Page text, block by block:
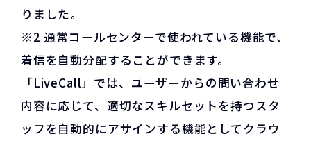
りました。
※2 通常コールセンターで使われている機能で、
着信を自動分配することができます。
「LiveCall」では、ユーザーからの問い合わせ
内容に応じて、適切なスキルセットを持つスタ
ッフを自動的にアサインする機能としてクラウ